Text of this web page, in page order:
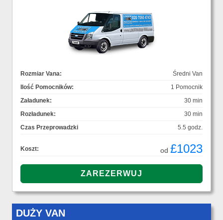
Rozmiar Vana:
Średni Van
Ilość Pomocników:
1 Pomocnik
Załadunek:
30 min
Rozładunek:
30 min
Czas Przeprowadzki
5.5 godz.
Koszt: od £1023
DUŻY VAN